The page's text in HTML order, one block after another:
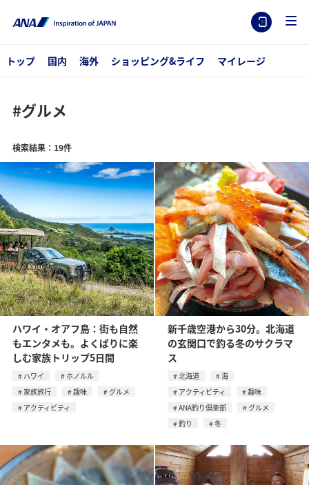
トップ 国内 海外 ショッピング&ライフ マイレージ
#グルメ
検索結果：19件
ハワイ・オアフ島：街も自然
もエンタメも。よくばりに楽
しむ家族トリップ5日間
ハワイ
ホノルル
家族旅行
趣味
グルメ
アクティビティ
新千歳空港から30分。北海道
の玄関口で釣る冬のサクラマ
ス
北海道
海
アクティビティ
趣味
ANA釣り倶楽部
グルメ
釣り
冬